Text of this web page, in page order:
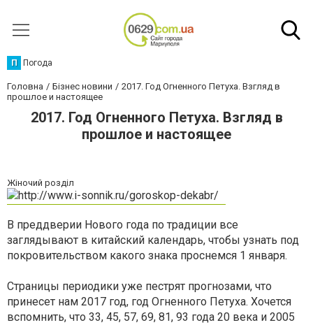
П Погода
Головна Бізнес новини
2017. Год Огненного Петуха. Взгляд в
прошлое и настоящее
2017. Год Огненного Петуха. Взгляд в
прошлое и настоящее
Жіночий розділ
В преддверии Нового года по традиции все
заглядывают в китайский календарь, чтобы узнать под
покровительством какого знака проснемся 1 января.
Страницы периодики уже пестрят прогнозами, что
принесет нам 2017 год, год Огненного Петуха. Хочется
вспомнить, что 33, 45, 57, 69, 81, 93 года 20 века и 2005